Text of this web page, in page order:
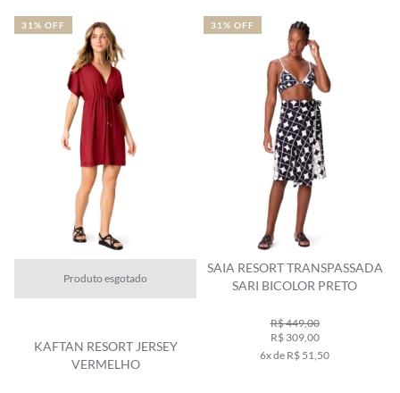
Produto esgotado
KAFTAN RESORT JERSEY
VERMELHO
31% OFF
SAIA RESORT TRANSPASSADA
SARI BICOLOR PRETO
R$ 449,00
R$ 309,00
6x de R$ 51,50
31% OFF